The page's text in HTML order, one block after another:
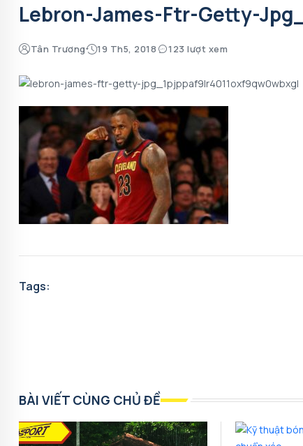
Lebron-James-Ftr-Getty-
Tân Trương 19 Th5, 2018 123 lượt xem
Tags:
BÀI VIẾT CÙNG CHỦ ĐỀ